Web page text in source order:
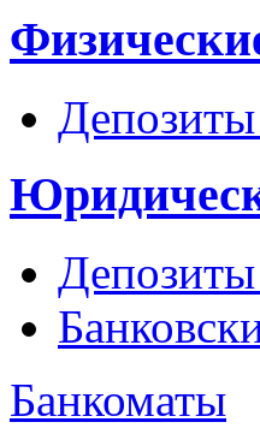
Банкоматы